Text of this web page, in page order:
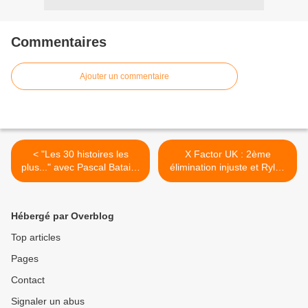
Commentaires
Ajouter un commentaire
< "Les 30 histoires les
plus..." avec Pascal Bataille
sur TMC.
X Factor UK : 2ème
élimination injuste et Rylan
même pas en danger... >
Hébergé par Overblog
Top articles
Pages
Contact
Signaler un abus